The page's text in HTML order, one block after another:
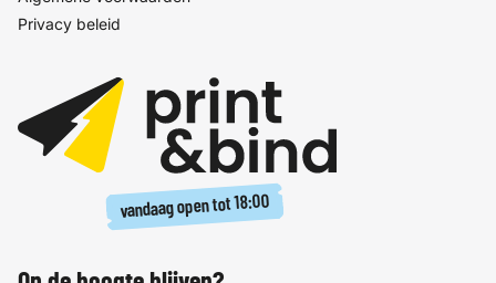
Privacy beleid
vandaag open tot18:00